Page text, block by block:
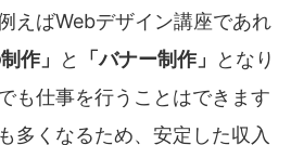
えばWebデザイン講座であれ
作」 と 「バナー制作」
となり
も仕事を行うことはできます
多くなるため、安定した収入